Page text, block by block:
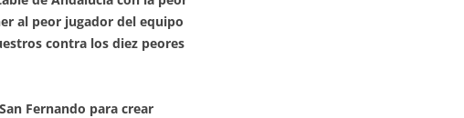
al peor jugador del equipo
contra los diez peores
Fernando para crear